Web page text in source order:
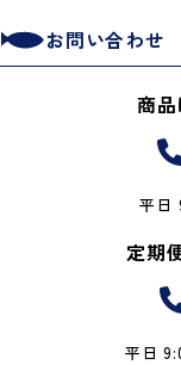
お問い合わせ
商
平日
定期
平日